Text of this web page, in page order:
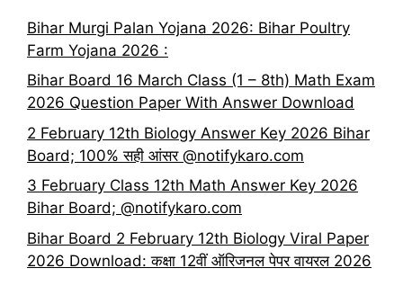
Bihar Murgi Palan Yojana 2026: Bihar Poultry
Farm Yojana 2026 :
Bihar Board 16 March Class (1 – 8th) Math Exam
2026 Question Paper With Answer Download
2 February 12th Biology Answer Key 2026 Bihar
Board; 100% सही आंसर @notifykaro.com
3 February Class 12th Math Answer Key 2026
Bihar Board; @notifykaro.com
Bihar Board 2 February 12th Biology Viral Paper
2026 Download: कक्षा 12वीं ऑरिजनल पेपर वायरल 2026